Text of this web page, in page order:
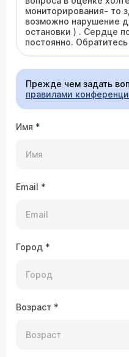
мониторирования- то
возможно нарушение
остановки ) . Сердце
постоянно.
Прежде чем задать
правилами
Имя *
Email *
Город *
Возраст *